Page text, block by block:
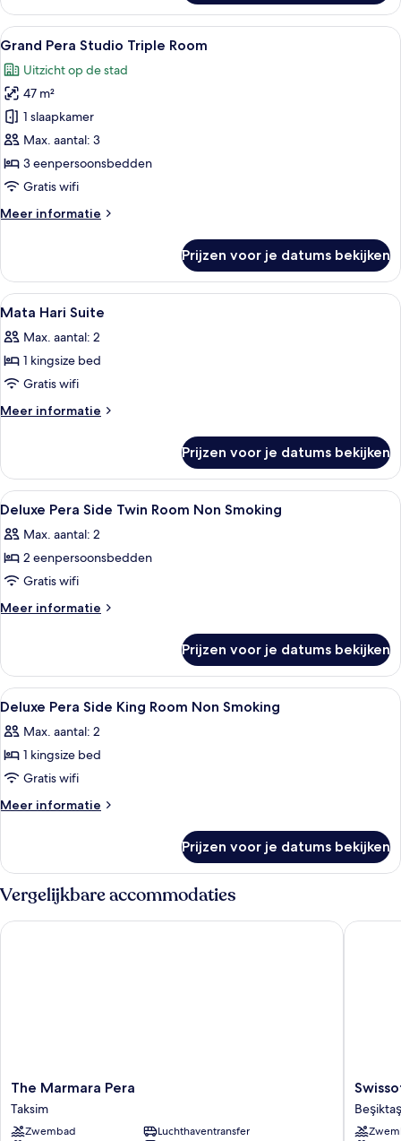
Pera
Triple
Room
Alle
foto's
voor
Grand
Pera
Studio
Triple
Room
Een hotelkamer met drie bedden,
7
Grand Pera Studio Triple Room
Uitzicht op de stad
47 m²
1 slaapkamer
Max. aantal: 3
3 eenpersoonsbedden
Gratis wifi
Meer informatie
Meer
Pera
Studio
Triple
Prijzen voor je datums bekijken
Alle
foto's
voor
Mata
Hari
Suite
Een slaapkamer met een bed,
5
Mata Hari Suite
Max. aantal: 2
1 kingsize bed
Gratis wifi
Meer informatie
Meer
Hari
Suite
Prijzen voor je datums bekijken
Alle
foto's
voor
Deluxe
Pera
Side
Non
Smoking
laden
Een hotelkamer met twee bedden,
11
Deluxe Pera Side Twin Room Non Smoking
Max. aantal: 2
2 eenpersoonsbedden
Gratis wifi
Meer informatie
Meer
Pera
Side
Twin
Non
Smoking
Prijzen voor je datums bekijken
Alle
foto's
voor
Deluxe
Pera
Side
Non
Smoking
laden
Een net opgemaakt bed met twee
8
Deluxe Pera Side King Room Non Smoking
Max. aantal: 2
1 kingsize bed
Gratis wifi
Meer informatie
Meer
Pera
King
Non
Prijzen voor je datums bekijken
Vergelijkbare accommodaties
The
Marmara
Pera
Taksim
The Marmara Pera
Taksim
Zwembad
Luchthaventransfer
The Marmara Pera
The
Istanbul
Beşiktaş